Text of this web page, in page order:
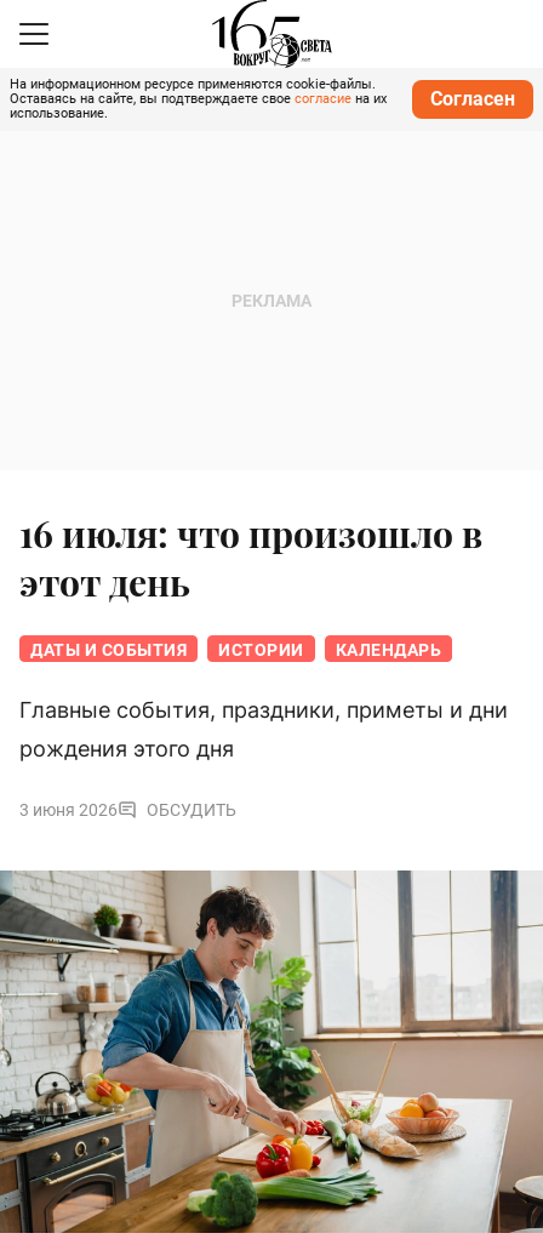
На информационном ресурсе применяются cookie-файлы.
Оставаясь на сайте, вы подтверждаете свое согласие на их
использование.
Согласен
16 июля: что произошло в
этот день
ДАТЫ И СОБЫТИЯ ИСТОРИИ КАЛЕНДАРЬ
Главные события, праздники, приметы и дни
рождения этого дня
3 июня 2026 ОБСУДИТЬ